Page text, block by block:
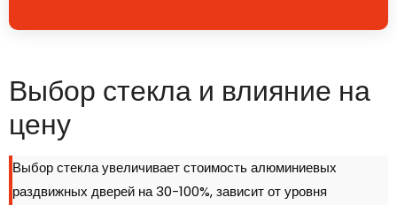
Выбор стекла и влияние на
цену
Выбор стекла увеличивает стоимость алюминиевых
раздвижных дверей на 30-100%, зависит от уровня